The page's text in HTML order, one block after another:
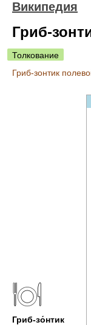
Википедия
Гриб-
Толкование
Гриб-зонтик
Гриб-зо́нтик